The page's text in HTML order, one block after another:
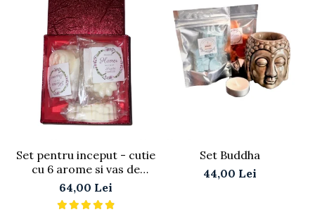
Set pentru inceput - cutie
cu 6 arome si vas de
ceramica alb - model
dantela
64,00 Lei
Set Buddha
44,00 Lei